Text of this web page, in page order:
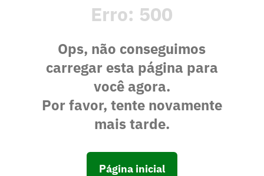
Erro: 500
Ops, não conseguimos
carregar esta página para
você agora.
Por favor, tente novamente
mais tarde.
Página inicial